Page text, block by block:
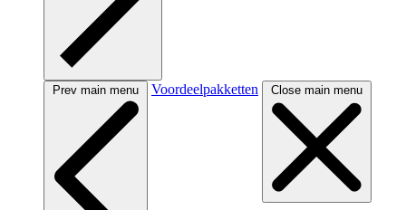
Prev main menu Voordeelpakketten Close main menu